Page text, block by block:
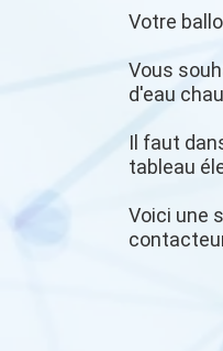
Votre
Vous
d'eau
Il faut
tableau
Voici une